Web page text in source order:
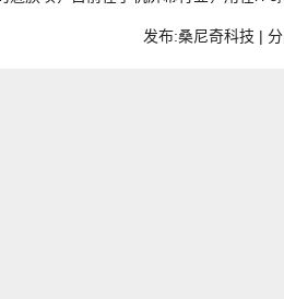
发布:桑尼奇科技 |